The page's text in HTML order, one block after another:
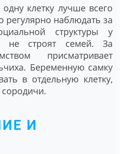
клетку лучше всего
наблюдать за
структуры у
не строят семей. За
присматривает
Беременную самку
в отдельную клетку,
И